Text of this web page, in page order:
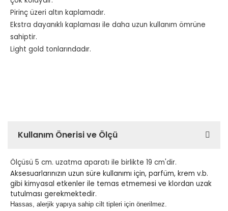
Pirinç üzeri altın kaplamadır.
Ekstra dayanıklı kaplaması ile daha uzun kullanım ömrüne
sahiptir.
Light gold tonlarındadır.
Kullanım Önerisi ve Ölçü
Ölçüsü 5 cm. uzatma aparatı ile birlikte 19 cm'dir.
Aksesuarlarınızın uzun süre kullanımı için, parfüm, krem v.b.
gibi kimyasal etkenler ile temas etmemesi ve klordan uzak
tutulması gerekmektedir.
Hassas, alerjik yapıya sahip cilt tipleri için önerilmez.